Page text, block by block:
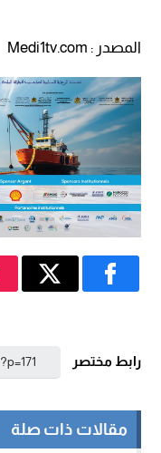
المصدر : Medi1tv.com
رابط مختصر
مقالات ذات صلة